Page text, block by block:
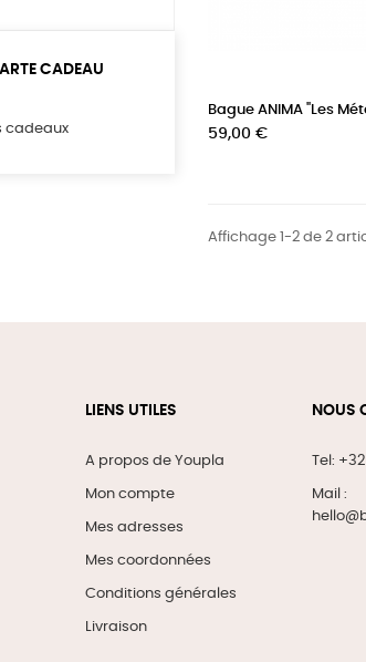
CADEAU
cadeaux
Bague ANIMA "Les
Prix
59,00 €
Affichage 1-2 de 2
LIENS UTILES
A propos de Youpla
Mon compte
Mes adresses
Mes coordonnées
Conditions générales
Livraison
NOUS
Tel:
Mail :